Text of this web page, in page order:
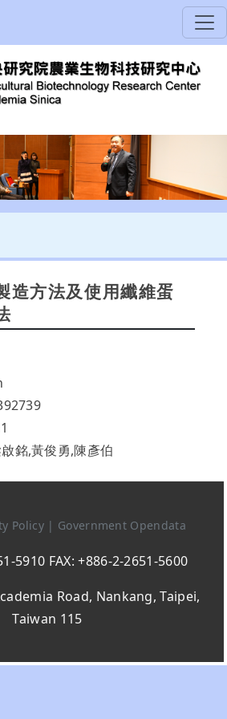
造方法及使用纖維蛋
銘,黃俊勇,陳彥伯
Policy | Government Opendata
5910 FAX: +886-2-2651-5600
Road, Nankang, Taipei,
Taiwan 115